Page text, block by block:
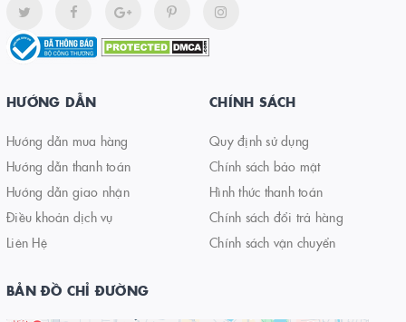
HƯỚNG DẪN
Hướng dẫn mua hàng
Hướng dẫn thanh toán
Hướng dẫn giao nhận
Điều khoản dịch vụ
Liên Hệ
CHÍNH SÁCH
Quy định sử dụng
Chính sách bảo mật
Hình thức thanh toán
Chính sách đổi trả hàng
Chính sách vận chuyển
BẢN ĐỒ CHỈ ĐƯỜNG